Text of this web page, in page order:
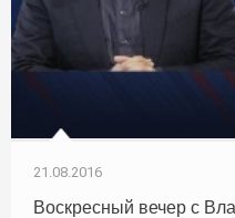
21.08.2016
Воскресный вечер с